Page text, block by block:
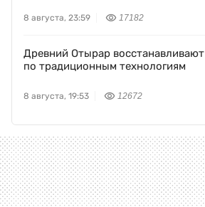
8 августа, 23:59 17182
Древний Отырар восстанавливают
по традиционным технологиям
8 августа, 19:53 12672